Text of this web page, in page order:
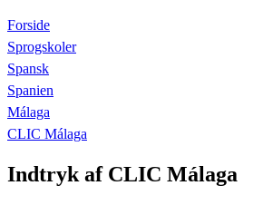
Forside
Sprogskoler
Spansk
Spanien
Málaga
CLIC Málaga
Indtryk af CLIC Málaga